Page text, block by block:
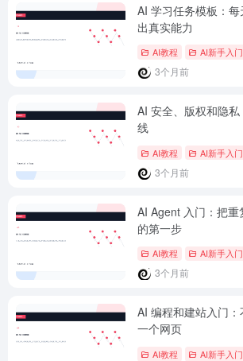
AI 学习任务模板：
出真实能力
AI教程 AI新手入门
3个月前
AI 安全、版权和隐
线
AI教程 AI新手入门
3个月前
AI Agent 入门：把
的第一步
AI教程 AI新手入门
3个月前
AI 编程和建站入门
一个网页
AI教程 AI新手入门